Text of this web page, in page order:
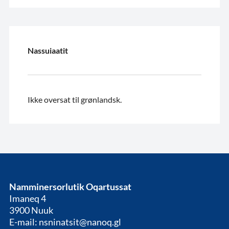
Nassuiaatit
Ikke oversat til grønlandsk.
Namminersorlutik Oqartussat
Imaneq 4
3900 Nuuk
E-mail: nsninatsit@nanoq.gl